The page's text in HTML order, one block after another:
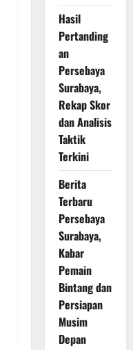
Hasil
Pertanding
an
Persebaya
Surabaya,
Rekap Skor
dan Analisis
Taktik
Terkini
Berita
Terbaru
Persebaya
Surabaya,
Kabar
Pemain
Bintang dan
Persiapan
Musim
Depan